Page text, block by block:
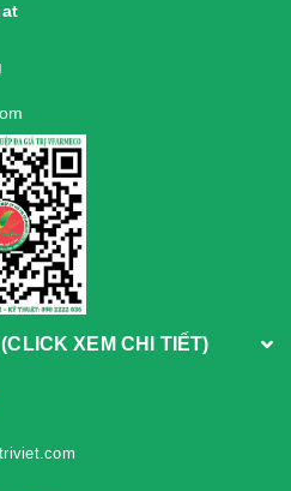
XEM CHI TIẾT)